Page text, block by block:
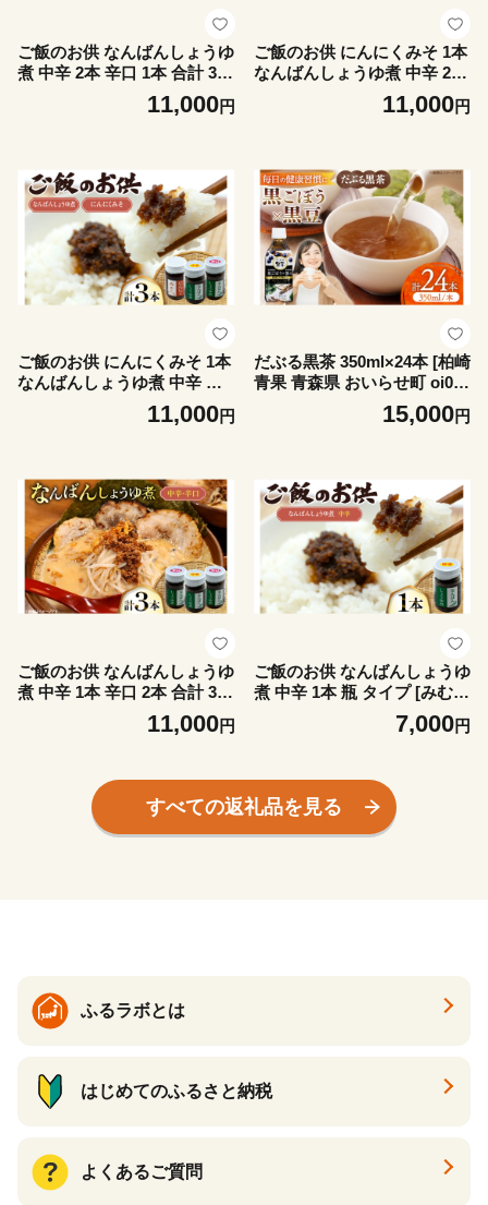
ご飯のお供 なんばんしょうゆ
煮 中辛 2本 辛口 1本 合計 3本
セット 瓶 タイプ [みむら加工
所 青森県 おいらせ町 oi02ay
んのお供
11,000円
ご飯のお供 にんにくみそ 1本
なんばんしょうゆ煮 中辛 2本
計 3本 セット 瓶 タイプ [みむ
ら加工所 青森県 おいらせ町
め合わせ ごはんのおとも ご
はんのお供
11,000円
ご飯のお供 にんにくみそ 1本
なんばんしょうゆ煮 中辛 辛
口 各1本 計 3本 セット 瓶 タ
イプ [みむら加工所 青森県 お
ピリ辛 詰め合わせ ごはんの
おとも ごはんのお供
11,000円
だぶる黒茶 350ml×24本 [柏崎
青果 青森県 おいらせ町 oi02a
yo620014] お茶 茶 黒ごぼう
黒大豆 飲料 ノンカフェイン
15,000円
ご飯のお供 なんばんしょうゆ
煮 中辛 1本 辛口 2本 合計 3本
セット 瓶 タイプ [みむら加工
所 青森県 おいらせ町 oi02ay
11,000円
ご飯のお供 なんばんしょうゆ
煮 中辛 1本 瓶 タイプ [みむら
加工所 青森県 おいらせ町 oi0
2ayo810002] 唐辛子 ピリ辛
7,000円
すべての返礼品を見る
ふるラボとは
はじめてのふるさと納税
よくあるご質問